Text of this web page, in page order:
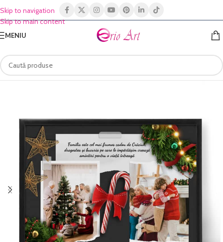
Skip to navigation
Skip to main content
MENIU